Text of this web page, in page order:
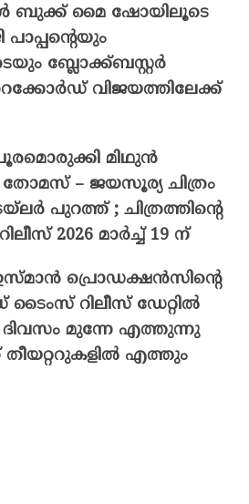
ബുക്ക് മൈ ഷോയിലൂടെ
പാപ്പന്റെയും
ബ്ലോക്ക്ബസ്റ്റർ
വിജയത്തിലേക്ക്
മിഥുൻ
– ജയസൂര്യ ചിത്രം
പുറത്ത് ; ചിത്രത്തിന്റെ
2026 മാർച്ച് 19 ന്
പ്രൊഡക്ഷൻസിന്റെ
റിലീസ് ഡേറ്റിൽ
ദിവസം മുന്നേ എത്തുന്നു
തീയറ്ററുകളിൽ എത്തും